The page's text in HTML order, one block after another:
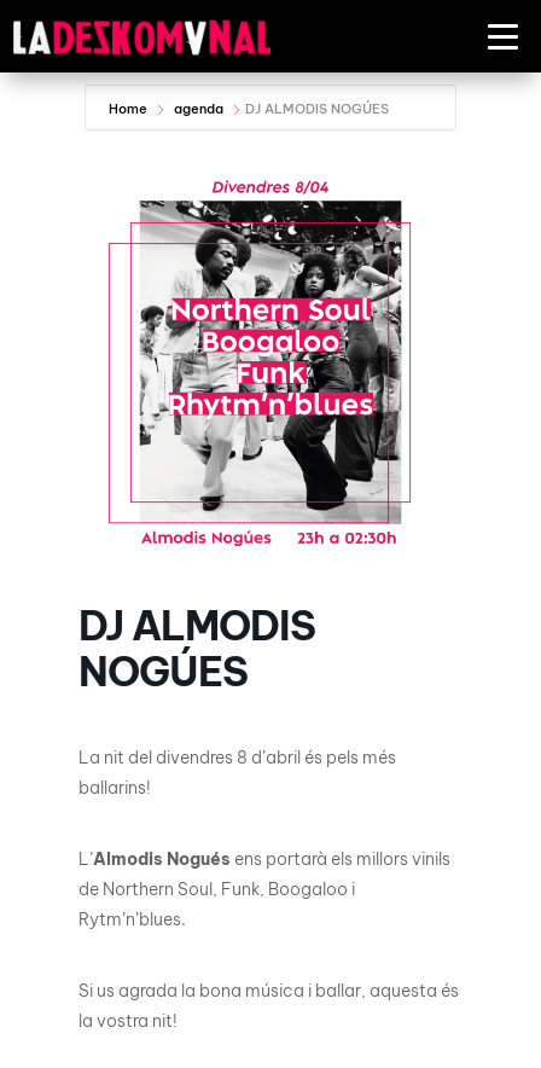
Home agenda DJ ALMODIS NOGÚES
DJ ALMODIS
NOGÚES
La nit del divendres 8 d’abril és pels més
ballarins!
L’Almodis Nogués ens portarà els millors vinils
de Northern Soul, Funk, Boogaloo i
Rytm’n’blues.
Si us agrada la bona música i ballar, aquesta és
la vostra nit!